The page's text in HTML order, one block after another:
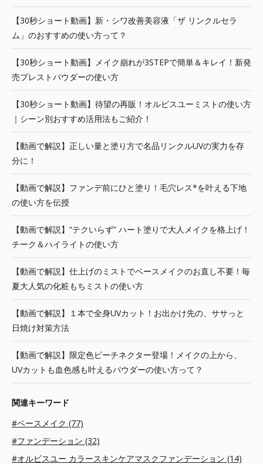
【30秒ショート動画】新・シワ改善美容液「ザ リンクルセラ
ム」のおすすめの使い方って？
【30秒ショート動画】メイク崩れが3STEPで簡単＆キレイ！新発
売プレストパウダーの使い方
【30秒ショート動画】待望の再販！オルビスユーミストの使い方
｜シーン別おすすめ活用法もご紹介！
【動画で解説】正しい量と塗り方で名品リンクルUVの実力を存
分に！
【動画で解説】ファンデ前にひと塗り！毛穴レス*を叶える下地
の使い方を伝授
【動画で解説】“テクいらず” ハート塗りで大人メイクを格上げ！
チーク＆ハイライトの使い方
【動画で解説】仕上げのミストでベースメイクのお直し不要！毎
夏大人気の化粧もちミストの使い方
【動画で解説】１本で全身UVカット！お出かけ先の、ササっと
日焼け対策方法
【動画で解説】限定色ピーチネクター登場！メイクの上から、
UVカットも血色感も叶えるパウダーの使い方って？
関連キーワード
#ベースメイク (77)
#ファンデーション (32)
#オルビスユー カラースキンケアマスクファンデーション (14)